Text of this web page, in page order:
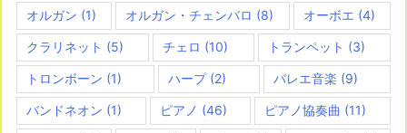
オルガン (1) オルガン・チェンバロ (8) オーボエ (4)
クラリネット (5) チェロ (10) トランペット (3)
トロンボーン (1) ハープ(2) バレエ音楽 (9)
バンドネオン (1) ピアノ (46) ピアノ協奏曲 (11)